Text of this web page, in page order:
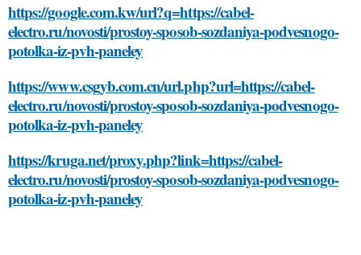
https://google.com.kw/url?q=https://cabel-
electro.ru/novosti/prostoy-sposob-sozdaniya-podvesnogo-
potolka-iz-pvh-paneley
https://www.csgyb.com.cn/url.php?url=https://cabel-
electro.ru/novosti/prostoy-sposob-sozdaniya-podvesnogo-
potolka-iz-pvh-paneley
https://kruga.net/proxy.php?link=https://cabel-
electro.ru/novosti/prostoy-sposob-sozdaniya-podvesnogo-
potolka-iz-pvh-paneley